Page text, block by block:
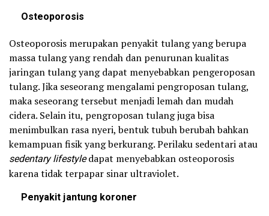
Osteoporosis
Osteoporosis merupakan penyakit tulang yang berupa
massa tulang yang rendah dan penurunan kualitas
jaringan tulang yang dapat menyebabkan pengeroposan
tulang. Jika seseorang mengalami pengroposan tulang,
maka seseorang tersebut menjadi lemah dan mudah
cidera. Selain itu, pengroposan tulang juga bisa
menimbulkan rasa nyeri, bentuk tubuh berubah bahkan
kemampuan fisik yang berkurang. Perilaku sedentari atau
sedentary lifestyledapat menyebabkan osteoporosis
karena tidak terpapar sinar ultraviolet.
Penyakit jantung koroner